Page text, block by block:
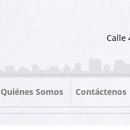
Calle
Quiénes Somos Contáctenos